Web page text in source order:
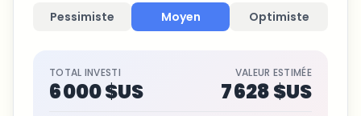
Pessimiste
Moyen Optimiste
TOTAL INVESTI
6 000 $US
VALEUR ESTIMÉE
7 628 $US